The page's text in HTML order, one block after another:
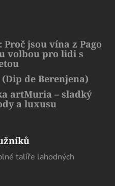
jsou vína z Pago
volbou pro lidi s
de Berenjena)
artMuria – sladký
a luxusu
talíře lahodných